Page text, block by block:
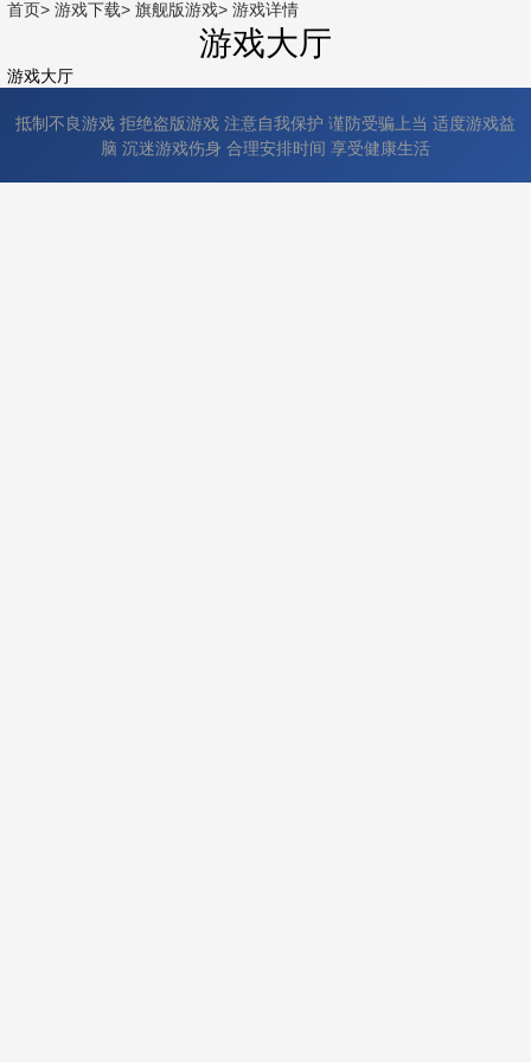
首页> 游戏下载> 旗舰版游戏> 游戏详情
游戏大厅
游戏大厅
抵制不良游戏 拒绝盗版游戏 注意自我保护 谨防受骗上当 适度游戏益
脑 沉迷游戏伤身 合理安排时间 享受健康生活